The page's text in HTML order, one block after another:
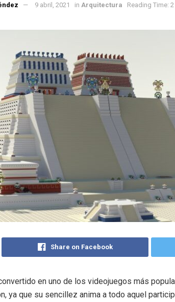
9 abril, 2021 in Arquitectura Reading Time:
Share on Facebook
en uno de los videojuegos más
ya que su sencillez anima a todo aquel